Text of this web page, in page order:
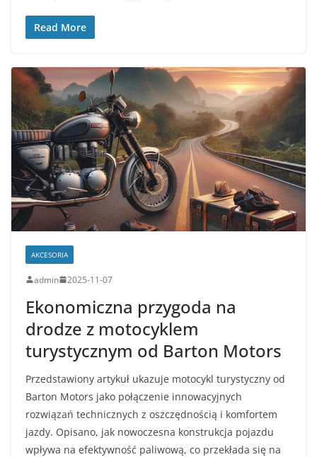
Read More
AKCESORIA
admin 2025-11-07
Ekonomiczna przygoda na
drodze z motocyklem
turystycznym od Barton Motors
Przedstawiony artykuł ukazuje motocykl turystyczny od
Barton Motors jako połączenie innowacyjnych
rozwiązań technicznych z oszczędnością i komfortem
jazdy. Opisano, jak nowoczesna konstrukcja pojazdu
wpływa na efektywność paliwową, co przekłada się na